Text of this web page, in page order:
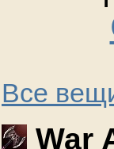
Все
War